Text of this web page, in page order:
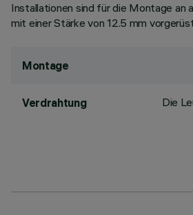
Installationen sind für die Montage an
mit einer Stärke von 12.5 mm
Montage
Verdrahtung
Die